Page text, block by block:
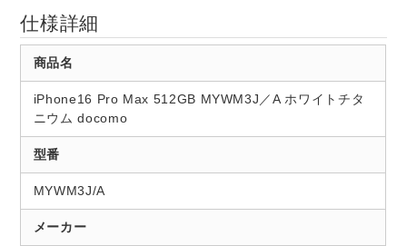
仕様詳細
商品名
iPhone16 Pro Max 512GB MYWM3J／A ホワイトチタ
ニウム docomo
型番
MYWM3J/A
メーカー